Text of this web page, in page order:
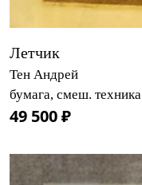
Летчик
Тен Андрей
бумага, смеш. техника
49 500 ₽